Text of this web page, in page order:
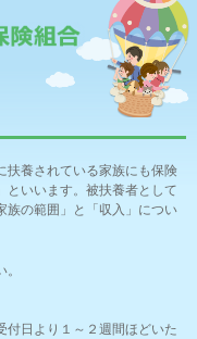
扶養されている家族にも保険
といいます。被扶養者として
族の範囲」と「収入」につい
付日より１～２週間ほどいた